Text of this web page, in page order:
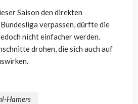
Saison den direkten
verpassen, dürfte die
nicht einfacher werden.
drohen, die sich auch auf
Hamers